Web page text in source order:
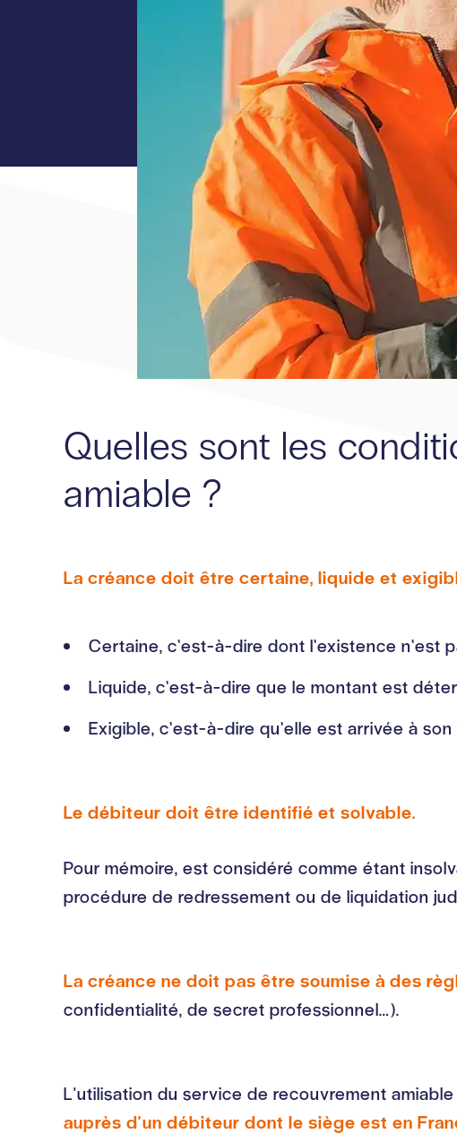
Quelles sont les
amiable ?
La créance doit être certaine, liquide et
Certaine, c’est-à-dire dont l’existence n’est
Liquide, c’est-à-dire que le montant est
Exigible, c’est-à-dire qu’elle est arrivée à
Le débiteur doit être identifié et solvable.
Pour mémoire, est considéré comme étant
procédure de redressement ou de liquidation
La créance ne doit pas être soumise à des
confidentialité, de secret professionnel…).
L'utilisation du service de recouvrement
auprès d'un débiteur dont le siège est en